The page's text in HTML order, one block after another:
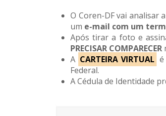
O Coren-DF vai analisar
um e-mail com um
Após tirar a foto e
PRECISAR COMPARECER
A CARTEIRA VIRTUAL
Federal.
A Cédula de Identidade